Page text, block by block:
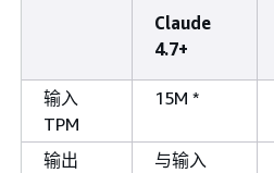
Claude
4.7+
输入
TPM
15M *
输出
与输入